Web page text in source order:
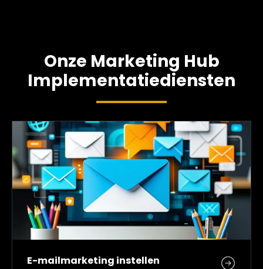
Onze Marketing Hub
Implementatiediensten
E-mailmarketing instellen